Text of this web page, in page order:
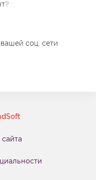
соц. сети